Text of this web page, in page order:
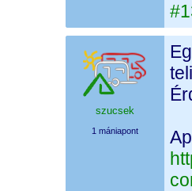
szucsek
1 mániapont